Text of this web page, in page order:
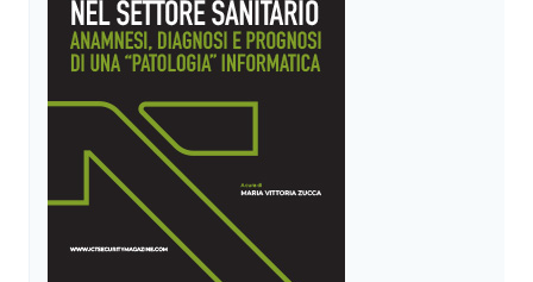
OGNI
FASE
DEL
DI
VITA
DEL
PRODOTTO